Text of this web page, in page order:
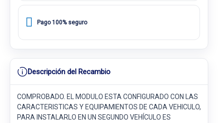
Pago 100% seguro
Descripción del Recambio
COMPROBADO. EL MODULO ESTA CONFIGURADO CON LAS
CARACTERISTICAS Y EQUIPAMIENTOS DE CADA VEHICULO,
PARA INSTALARLO EN UN SEGUNDO VEHÍCULO ES